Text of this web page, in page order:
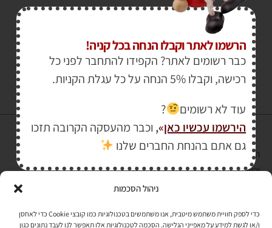
ניהול הסכמות
כדי לספק חוויית משתמש מיטבית, אנו משתמשים בטכנולוגיות כמו קובצי Cookie כדי לאחסן
ו/או לגשת למידע על מאפייני הגלישה. הסכמה לטכנולוגיות אלו תאפשר לנו לעבד נתונים כגון
והעומד בתקן אבטחה PCI DSS Level-1
לתקנון האתר»
הרשמו לאתר וקבלו הנחה בכל קניה!
כבר רשומים לאתר? הקפידו להתחבר לפני כל
רכישה, וקבלו 5% הנחה על כל עגלת הקניות.
עוד לא רשומים
?
הירשמו עכשיו כאן»
, וכבר מהעסקה הקרובה תזכו
גם אתם בהנחת החברים שלנו